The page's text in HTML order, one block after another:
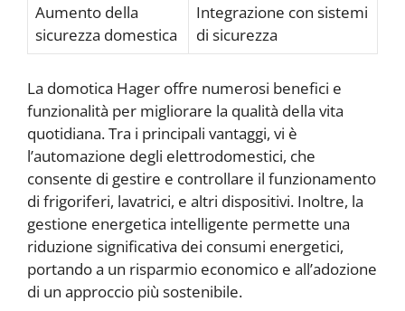
Aumento della
sicurezza domestica
Integrazione con sistemi
di sicurezza
La domotica Hager offre numerosi benefici e
funzionalità per migliorare la qualità della vita
quotidiana. Tra i principali vantaggi, vi è
l’automazione degli elettrodomestici, che
consente di gestire e controllare il funzionamento
di frigoriferi, lavatrici, e altri dispositivi. Inoltre, la
gestione energetica intelligente permette una
riduzione significativa dei consumi energetici,
portando a un risparmio economico e all’adozione
di un approccio più sostenibile.